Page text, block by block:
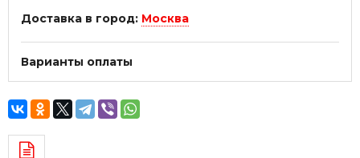
Доставка в город: Москва
Варианты оплаты